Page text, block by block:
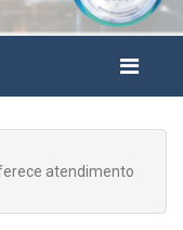
atendimento